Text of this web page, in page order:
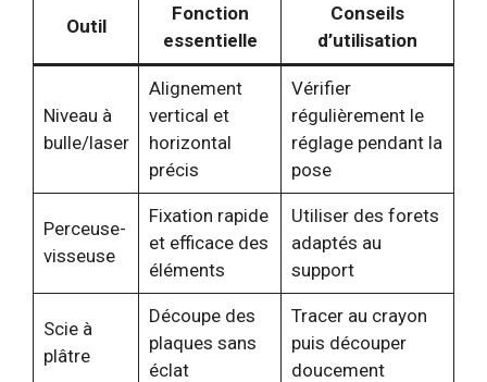
Outil
Fonction
essentielle
Conseils
d’utilisation
Niveau à
bulle/laser
Alignement
vertical et
horizontal
précis
Vérifier
régulièrement le
réglage pendant la
pose
Perceuse-
visseuse
Fixation rapide
et efficace des
éléments
Utiliser des forets
adaptés au
support
Scie à
plâtre
Découpe des
plaques sans
éclat
Tracer au crayon
puis découper
doucement